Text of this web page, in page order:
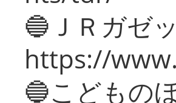
🔵ＪＲガゼ
https://
🔵こどもの